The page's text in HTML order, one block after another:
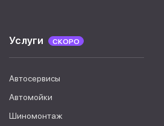
Услуги СКОРО
Автосервисы
Автомойки
Шиномонтаж